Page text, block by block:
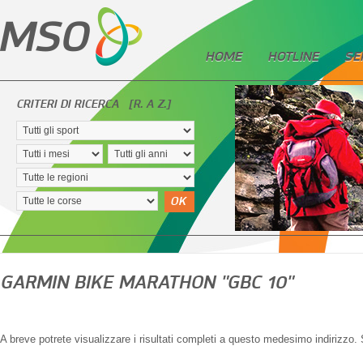
HOME HOTLINE
CRITERI DI RICERCA [R. A Z.]
OK
GARMIN BIKE MARATHON "GBC 10"
A breve potrete visualizzare i risultati completi a questo medesimo